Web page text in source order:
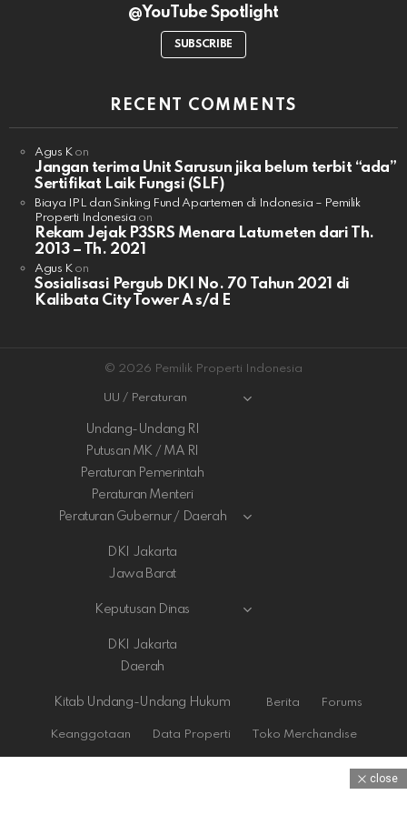
@YouTube Spotlight
SUBSCRIBE
RECENT COMMENTS
Agus Kon
Jangan terima Unit Sarusun jika belum terbit “ada”
Sertifikat Laik Fungsi (SLF)
Biaya IPL dan Sinking Fund Apartemen di Indonesia – Pemilik
Properti Indonesia on
Rekam Jejak P3SRS Menara Latumeten dari Th.
2013 – Th. 2021
Agus Kon
Sosialisasi Pergub DKI No. 70 Tahun 2021 di
Kalibata City Tower A s/d E
© 2026 Pemilik Properti Indonesia
UU / Peraturan
Undang-Undang RI
Putusan MK / MA RI
Peraturan Pemerintah
Peraturan Menteri
Peraturan Gubernur / Daerah
DKI Jakarta
Jawa Barat
Keputusan Dinas
DKI Jakarta
Daerah
Kitab Undang-Undang Hukum Berita Forums
Keanggotaan Data Properti Toko Merchandise
close